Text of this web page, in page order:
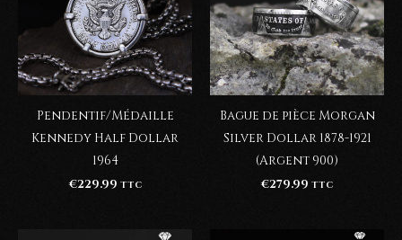
Pendentif/Médaille
Kennedy Half Dollar
1964
€229.99 TTC
Bague de pièce Morgan
Silver Dollar 1878-1921
(Argent 900)
€279.99 TTC